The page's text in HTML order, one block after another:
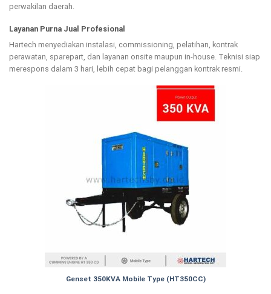
perwakilan daerah.
Layanan Purna Jual Profesional
Hartech menyediakan instalasi, commissioning, pelatihan, kontrak
perawatan, sparepart, dan layanan onsite maupun in-house. Teknisi siap
merespons dalam 3 hari, lebih cepat bagi pelanggan kontrak resmi.
Genset 350KVA Mobile Type (HT350CC)